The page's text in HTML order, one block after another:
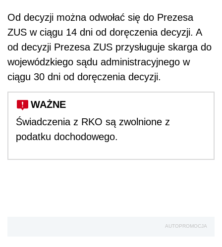
Od decyzji można odwołać się do Prezesa
ZUS w ciągu 14 dni od doręczenia decyzji. A
od decyzji Prezesa ZUS przysługuje skarga do
wojewódzkiego sądu administracyjnego w
ciągu 30 dni od doręczenia decyzji.
WAŻNE
Świadczenia z RKO są zwolnione z
podatku dochodowego.
AUTOPROMOCJA